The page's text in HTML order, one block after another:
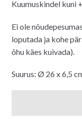
Kuumuskindel kuni
Ei ole
loputada ja kohe
õhu käes kuivada).
Suurus: Ø 26 x 6,5